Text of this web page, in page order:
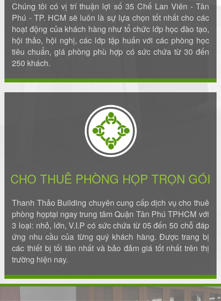
Chúng tôi có vị trí thuận lợi số 35 Chế Lan Viên - Tân
Phú - TP. HCM sẽ luôn là sự lựa chọn tốt nhất cho các
hoạt động của khách hàng như tổ chức lớp học đào tạo,
hội thảo, hội nghị, các lớp tập huấn với các phòng học
tiêu chuẩn, giá phòng phù hợp có sức chứa từ 30 đến
250 khách.
CHO THUÊ PHÒNG HỌP TRỌN GÓI
Thanh Thảo Building chuyên cung cấp dịch vụ cho thuê
phòng họptại ngay trung tâm Quận Tân Phú TPHCM với
3 loại: nhỏ, lớn, V.I.P có sức chứa từ 05 đến 50 chỗ đáp
ứng nhu cầu của từng quý khách hàng. Được trang bị
các thiết bị tối tân nhất và bảo đảm giá tốt nhất trên thị
trường hiện nay.